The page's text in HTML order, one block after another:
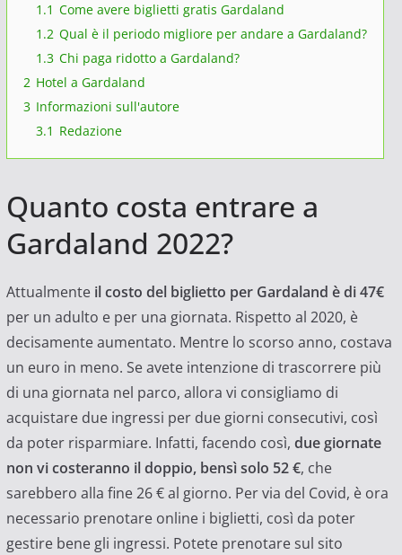
1.1 Come avere biglietti gratis Gardaland
1.2 Qual è il periodo migliore per andare a Gardaland?
1.3 Chi paga ridotto a Gardaland?
2 Hotel a Gardaland
3 Informazioni sull'autore
3.1 Redazione
Quanto costa entrare a
Gardaland 2022?
Attualmente il costo del biglietto per Gardaland è di 47€
per un adulto e per una giornata. Rispetto al 2020, è
decisamente aumentato. Mentre lo scorso anno, costava
un euro in meno. Se avete intenzione di trascorrere più
di una giornata nel parco, allora vi consigliamo di
acquistare due ingressi per due giorni consecutivi, così
da poter risparmiare. Infatti, facendo così, due giornate
non vi costeranno il doppio, bensì solo 52 €, che
sarebbero alla fine 26 € al giorno. Per via del Covid, è ora
necessario prenotare online i biglietti, così da poter
gestire bene gli ingressi. Potete prenotare sul sito